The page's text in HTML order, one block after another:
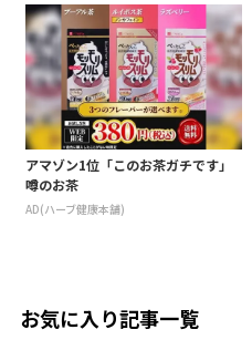
アマゾン1位「このお茶ガチです」
噂のお茶
AD(ハーブ健康本舗)
お気に入り記事一覧